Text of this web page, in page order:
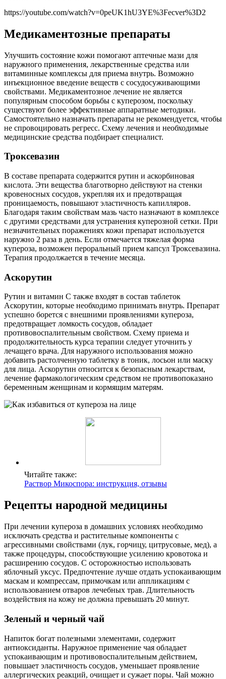
https://youtube.com/watch?v=0peUK1hU3YE%3Fecver%3D2
Медикаментозные препараты
Улучшить состояние кожи помогают аптечные мази для
наружного применения, лекарственные средства или
витаминные комплексы для приема внутрь. Возможно
инъекционное введение веществ с сосудосуживающими
свойствами. Медикаментозное лечение не является
популярным способом борьбы с куперозом, поскольку
существуют более эффективные аппаратные методики.
Самостоятельно назначать препараты не рекомендуется, чтобы
не спровоцировать регресс. Схему лечения и необходимые
медицинские средства подбирает специалист.
Троксевазин
В составе препарата содержится рутин и аскорбиновая
кислота. Эти вещества благотворно действуют на стенки
кровеносных сосудов, укрепляя их и предотвращая
проницаемость, повышают эластичность капилляров.
Благодаря таким свойствам мазь часто назначают в комплексе
с другими средствами для устранения куперозной сетки. При
незначительных поражениях кожи препарат используется
наружно 2 раза в день. Если отмечается тяжелая форма
купероза, возможен пероральный прием капсул Троксевазина.
Терапия продолжается в течение месяца.
Аскорутин
Рутин и витамин С также входят в состав таблеток
Аскорутин, которые необходимо принимать внутрь. Препарат
успешно борется с внешними проявлениями купероза,
предотвращает ломкость сосудов, обладает
противовоспалительным свойством. Схему приема и
продолжительность курса терапии следует уточнить у
лечащего врача. Для наружного использования можно
добавить растолченную таблетку в тоник, лосьон или маску
для лица. Аскорутин относится к безопасным лекарствам,
лечение фармакологическим средством не противопоказано
беременным женщинам и кормящим матерям.
Читайте также:
Раствор Микоспора: инструкция, отзывы
Рецепты народной медицины
При лечении купероза в домашних условиях необходимо
исключать средства и растительные компоненты с
агрессивными свойствами (лук, горчицу, цитрусовые, мед), а
также процедуры, способствующие усилению кровотока и
расширению сосудов. С осторожностью использовать
яблочный уксус. Предпочтение лучше отдать успокаивающим
маскам и компрессам, примочкам или аппликациям с
использованием отваров лечебных трав. Длительность
воздействия на кожу не должна превышать 20 минут.
Зеленый и черный чай
Напиток богат полезными элементами, содержит
антиоксиданты. Наружное применение чая обладает
успокаивающим и противовоспалительным действием,
повышает эластичность сосудов, уменьшает проявление
аллергических реакций, очищает и сужает поры. Чай можно